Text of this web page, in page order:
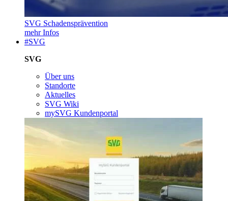
SVG Schadensprävention
mehr Infos
#SVG
SVG
Über uns
Standorte
Aktuelles
SVG Wiki
mySVG Kundenportal